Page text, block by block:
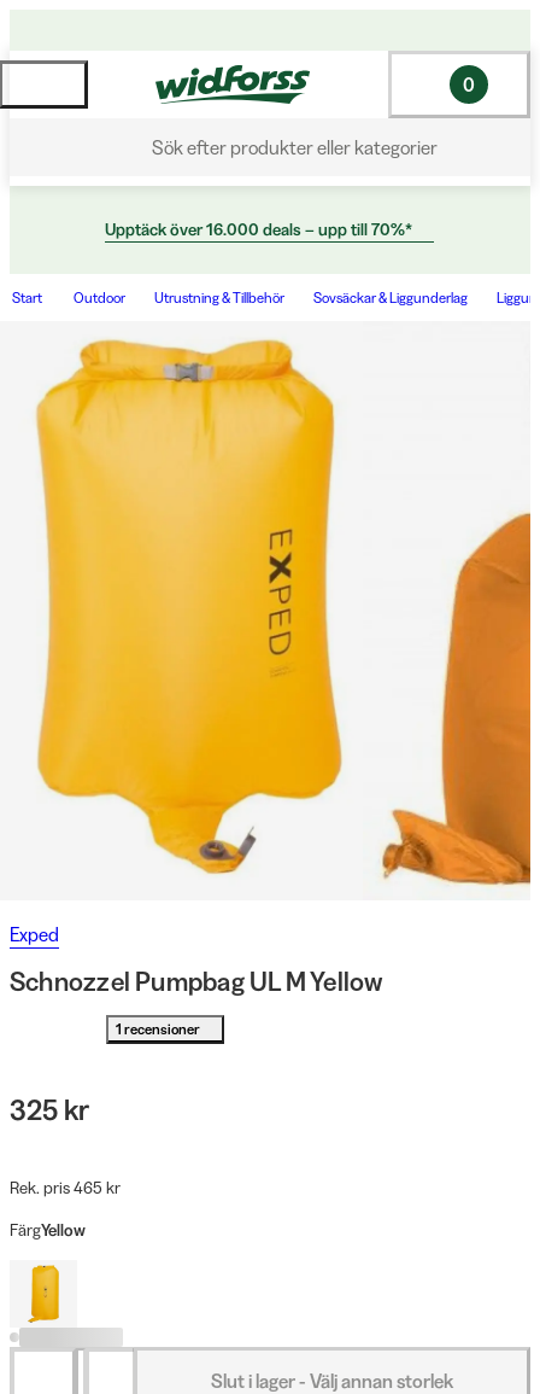
Sök efter produkter eller kategorier
0
Upptäck över 16.000 deals – upp till 70%*
Start Outdoor Utrustning & Tillbehör Sovsäckar & Liggunderlag
Exped
Schnozzel Pumpbag UL M Yellow
1 recensioner
325 kr
Rek. pris 465 kr
FärgYellow
Slut i lager - Välj annan storlek